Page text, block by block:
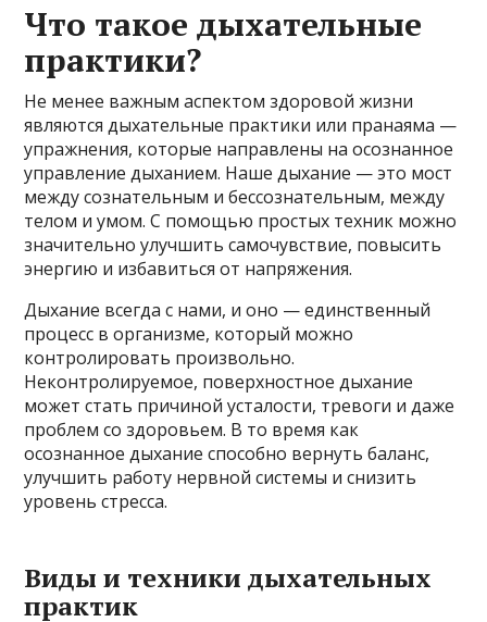
Что такое дыхательные
практики?
Не менее важным аспектом здоровой жизни
являются дыхательные практики или пранаяма —
упражнения, которые направлены на осознанное
управление дыханием. Наше дыхание — это мост
между сознательным и бессознательным, между
телом и умом. С помощью простых техник можно
значительно улучшить самочувствие, повысить
энергию и избавиться от напряжения.
Дыхание всегда с нами, и оно — единственный
процесс в организме, который можно
контролировать произвольно.
Неконтролируемое, поверхностное дыхание
может стать причиной усталости, тревоги и даже
проблем со здоровьем. В то время как
осознанное дыхание способно вернуть баланс,
улучшить работу нервной системы и снизить
уровень стресса.
Виды и техники дыхательных
практик